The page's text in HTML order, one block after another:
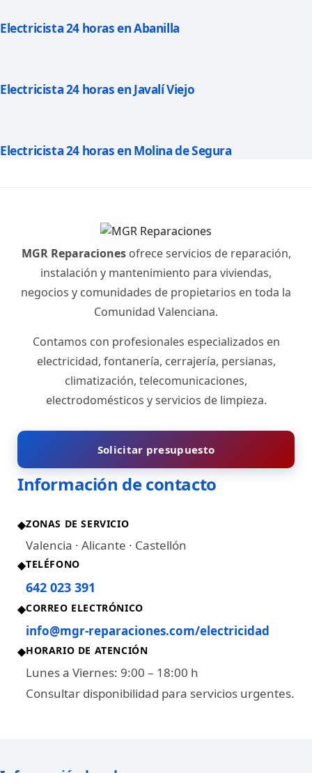
Electricista 24 horas en Abanilla
Electricista 24 horas en Javalí Viejo
Electricista 24 horas en Molina de Segura
MGR Reparacionesofrece servicios de reparación,
instalación y mantenimiento para viviendas,
negocios y comunidades de propietarios en toda la
Comunidad Valenciana.
Contamos con profesionales especializados en
electricidad, fontanería, cerrajería, persianas,
climatización, telecomunicaciones,
electrodomésticos y servicios de limpieza.
Solicitar presupuesto
Información de contacto
◆ZONAS DE SERVICIO
Valencia · Alicante · Castellón
◆TELÉFONO
642 023 391
◆CORREO ELECTRÓNICO
info@mgr-reparaciones.com/electricidad
◆HORARIO DE ATENCIÓN
Lunes a Viernes: 9:00 – 18:00 h
Consultar disponibilidad para servicios urgentes.